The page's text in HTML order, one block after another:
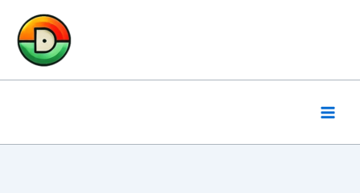
content